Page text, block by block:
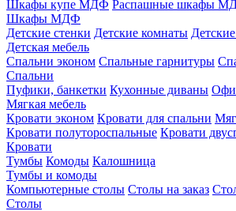
Шкафы купе МДФ Распашные шкафы
Шкафы МДФ
Детские стенки Детские комнаты
Детская мебель
Спальни эконом Спальные гарнитуры
Спальни
Пуфики, банкетки Кухонные диваны
Мягкая мебель
Кровати эконом Кровати для спальни
Кровати полутороспальные Кровати
Кровати
Тумбы Комоды Калошница
Тумбы и комоды
Компьютерные столы Столы на заказ
Столы